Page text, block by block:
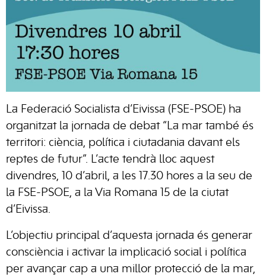
La Federació Socialista d’Eivissa (FSE-PSOE) ha
organitzat la jornada de debat “La mar també és
territori: ciència, política i ciutadania davant els
reptes de futur”. L’acte tendrà lloc aquest
divendres, 10 d’abril, a les 17.30 hores a la seu de
la FSE-PSOE, a la Via Romana 15 de la ciutat
d’Eivissa.
L’objectiu principal d’aquesta jornada és generar
consciència i activar la implicació social i política
per avançar cap a una millor protecció de la mar,